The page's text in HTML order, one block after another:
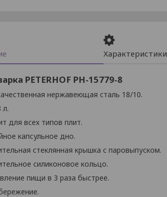
Характеристики
PETERHOF PH-15779-8
нержавеющая сталь 18/10.
для всех типов плит.
капсульное дно.
стеклянная крышка с паровыпуском.
силиконовое кольцо.
пищи в 3 раза быстрее.